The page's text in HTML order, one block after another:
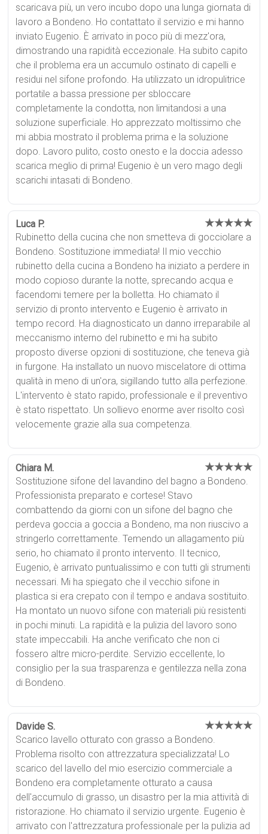
scaricava più, un vero incubo dopo una lunga giornata di
lavoro a Bondeno. Ho contattato il servizio e mi hanno
inviato Eugenio. È arrivato in poco più di mezz'ora,
dimostrando una rapidità eccezionale. Ha subito capito
che il problema era un accumulo ostinato di capelli e
residui nel sifone profondo. Ha utilizzato un idropulitrice
portatile a bassa pressione per sbloccare
completamente la condotta, non limitandosi a una
soluzione superficiale. Ho apprezzato moltissimo che
mi abbia mostrato il problema prima e la soluzione
dopo. Lavoro pulito, costo onesto e la doccia adesso
scarica meglio di prima! Eugenio è un vero mago degli
scarichi intasati di Bondeno.
Luca P. ★★★★★
Rubinetto della cucina che non smetteva di gocciolare a
Bondeno. Sostituzione immediata! Il mio vecchio
rubinetto della cucina a Bondeno ha iniziato a perdere in
modo copioso durante la notte, sprecando acqua e
facendomi temere per la bolletta. Ho chiamato il
servizio di pronto intervento e Eugenio è arrivato in
tempo record. Ha diagnosticato un danno irreparabile al
meccanismo interno del rubinetto e mi ha subito
proposto diverse opzioni di sostituzione, che teneva già
in furgone. Ha installato un nuovo miscelatore di ottima
qualità in meno di un'ora, sigillando tutto alla perfezione.
L'intervento è stato rapido, professionale e il preventivo
è stato rispettato. Un sollievo enorme aver risolto così
velocemente grazie alla sua competenza.
Chiara M. ★★★★★
Sostituzione sifone del lavandino del bagno a Bondeno.
Professionista preparato e cortese! Stavo
combattendo da giorni con un sifone del bagno che
perdeva goccia a goccia a Bondeno, ma non riuscivo a
stringerlo correttamente. Temendo un allagamento più
serio, ho chiamato il pronto intervento. Il tecnico,
Eugenio, è arrivato puntualissimo e con tutti gli strumenti
necessari. Mi ha spiegato che il vecchio sifone in
plastica si era crepato con il tempo e andava sostituito.
Ha montato un nuovo sifone con materiali più resistenti
in pochi minuti. La rapidità e la pulizia del lavoro sono
state impeccabili. Ha anche verificato che non ci
fossero altre micro-perdite. Servizio eccellente, lo
consiglio per la sua trasparenza e gentilezza nella zona
di Bondeno.
Davide S. ★★★★★
Scarico lavello otturato con grasso a Bondeno.
Problema risolto con attrezzatura specializzata! Lo
scarico del lavello del mio esercizio commerciale a
Bondeno era completamente otturato a causa
dell'accumulo di grasso, un disastro per la mia attività di
ristorazione. Ho chiamato il servizio urgente. Eugenio è
arrivato con l'attrezzatura professionale per la pulizia ad